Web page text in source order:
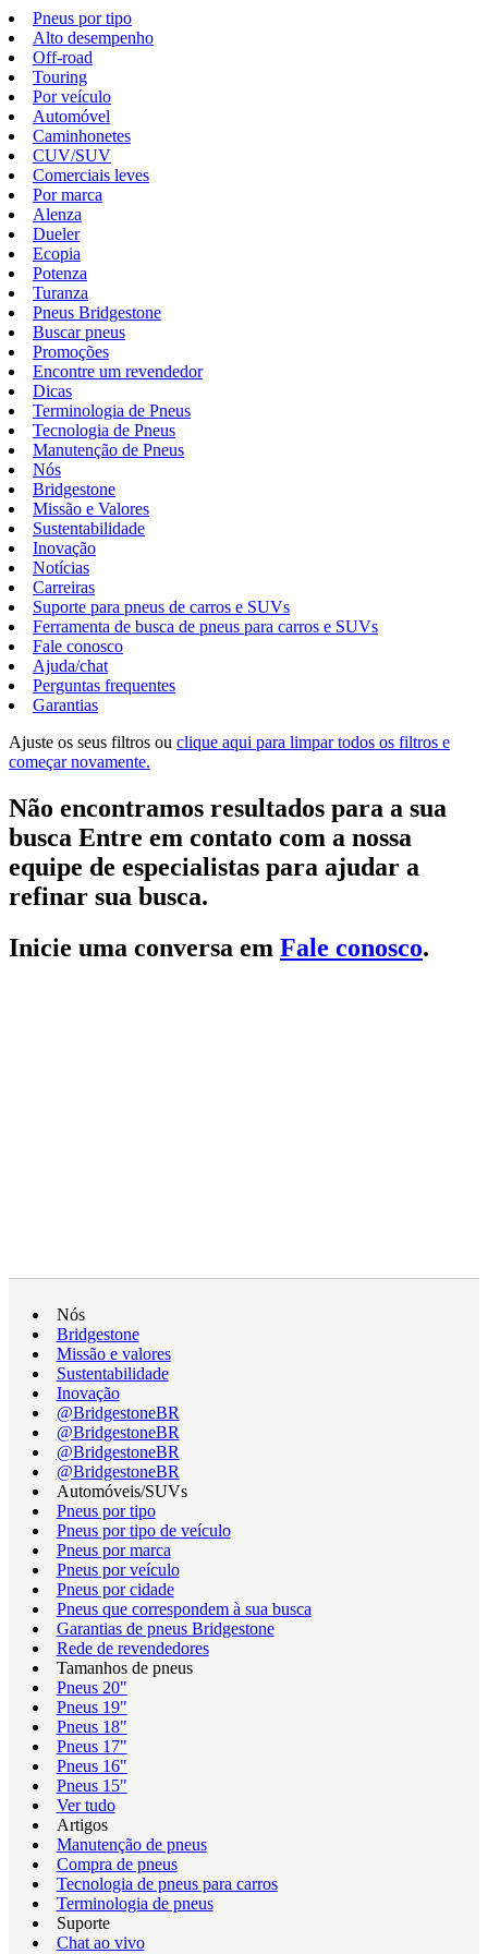
Pneus por tipo
Alto desempenho
Off-road
Touring
Por veículo
Automóvel
Caminhonetes
CUV/SUV
Comerciais leves
Por marca
Alenza
Dueler
Ecopia
Potenza
Turanza
Pneus Bridgestone
Buscar pneus
Promoções
Encontre um revendedor
Dicas
Terminologia de Pneus
Tecnologia de Pneus
Manutenção de Pneus
Nós
Bridgestone
Missão e Valores
Sustentabilidade
Inovação
Notícias
Carreiras
Suporte para pneus de carros e SUVs
Ferramenta de busca de pneus para carros e SUVs
Fale conosco
Ajuda/chat
Perguntas frequentes
Garantias
Ajuste os seus filtros ou clique aqui para limpar todos os filtros e
começar novamente.
Não encontramos resultados para a sua
busca Entre em contato com a nossa
equipe de especialistas para ajudar a
refinar sua busca.
Inicie uma conversa em Fale conosco.
Nós
Bridgestone
Missão e valores
Sustentabilidade
Inovação
@BridgestoneBR
@BridgestoneBR
@BridgestoneBR
@BridgestoneBR
Automóveis/SUVs
Pneus por tipo
Pneus por tipo de veículo
Pneus por marca
Pneus por veículo
Pneus por cidade
Pneus que correspondem à sua busca
Garantias de pneus Bridgestone
Rede de revendedores
Tamanhos de pneus
Pneus 20"
Pneus 19"
Pneus 18"
Pneus 17"
Pneus 16"
Pneus 15"
Ver tudo
Artigos
Manutenção de pneus
Compra de pneus
Tecnologia de pneus para carros
Terminologia de pneus
Suporte
Chat ao vivo